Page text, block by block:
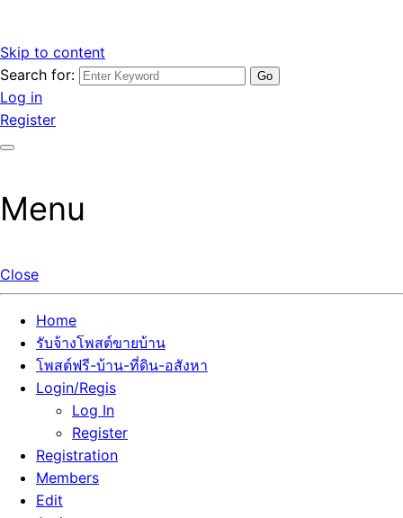
Skip to content
รับจ้างโพสต์ขายบ้านราคาถูก รับโพสต์ลงเว็บขายบ้าน ที่ดิน อสัง
หา โพสต์คุณภาพ ราคาคุ้มค่า แตกต่างกว่า
เว็บไซต์ รับจ้างโพสต์ขายบ้านราคาถูก อสังหา ทีดิน โพสต์ลงเว็บ
ขายบ้าน รับโพสต์ที่ดิน อสังหา เน้นผลงาน รับรองคุณภาพ ติดกู
เกิ้ลหน้าแรกทุกโพสต์ได้จริง ที่เดียวในไทย
Search for:
Log in
Register
Menu
Close
Home
รับจ้างโพสต์ขายบ้าน
โพสต์ฟรี-บ้าน-ที่ดิน-อสังหา
Login/Regis
Log In
Register
Registration
Members
Edit